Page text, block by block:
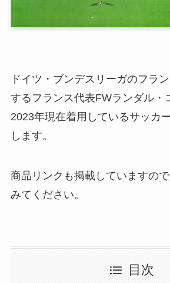
ドイツ・ブンデスリーガのフラ
するフランス代表FWランダル・
2023年現在着用しているサッカ
します。
商品リンクも掲載していますの
みてください。
目次